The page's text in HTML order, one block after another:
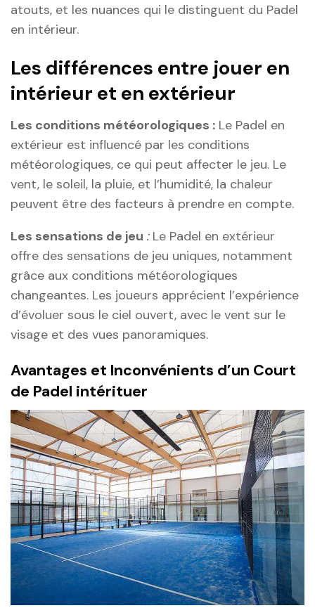
atouts, et les nuances qui le distinguent du Padel
en intérieur.
Les différences entre jouer en
intérieur et en extérieur
Les conditions météorologiques : Le Padel en
extérieur est influencé par les conditions
météorologiques, ce qui peut affecter le jeu. Le
vent, le soleil, la pluie, et l’humidité, la chaleur
peuvent être des facteurs à prendre en compte.
Les sensations de jeu :Le Padel en extérieur
offre des sensations de jeu uniques, notamment
grâce aux conditions météorologiques
changeantes. Les joueurs apprécient l’expérience
d’évoluer sous le ciel ouvert, avec le vent sur le
visage et des vues panoramiques.
Avantages et Inconvénients d’un Court
de Padel intérituer